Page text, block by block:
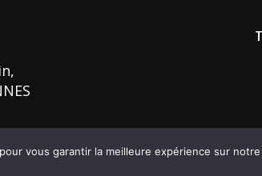
©2023
vous garantir la meilleure expérience sur